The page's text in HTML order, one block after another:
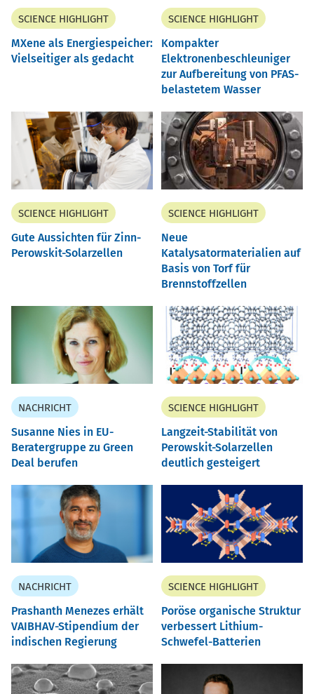
SCIENCE HIGHLIGHT
MXene als Energiespeicher:
Vielseitiger als gedacht
SCIENCE HIGHLIGHT
Kompakter
Elektronenbeschleuniger
zur Aufbereitung von PFAS-
belastetem Wasser
SCIENCE HIGHLIGHT
Gute Aussichten für Zinn-
Perowskit-Solarzellen
SCIENCE HIGHLIGHT
Neue
Katalysatormaterialien auf
Basis von Torf für
Brennstoffzellen
NACHRICHT
Susanne Nies in EU-
Beratergruppe zu Green
Deal berufen
SCIENCE HIGHLIGHT
Langzeit-Stabilität von
Perowskit-Solarzellen
deutlich gesteigert
NACHRICHT
Prashanth Menezes erhält
VAIBHAV-Stipendium der
indischen Regierung
SCIENCE HIGHLIGHT
Poröse organische Struktur
verbessert Lithium-
Schwefel-Batterien